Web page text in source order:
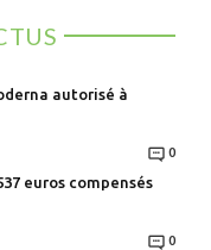
autorisé à
0
euros compensés
0